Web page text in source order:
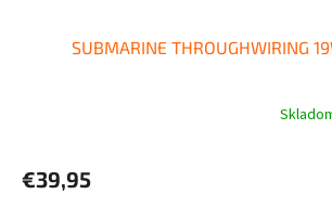
SUBMARINE THROUGHWIRING
€39,95